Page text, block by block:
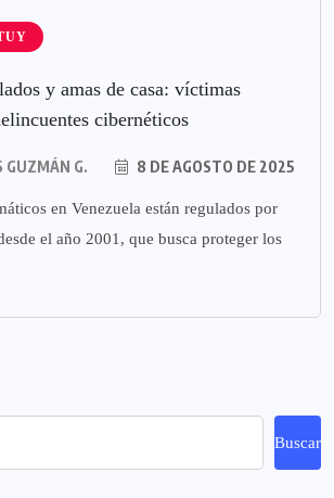
y amas de casa: víctimas
cibernéticos
GUZMÁN G. 8 DE AGOSTO DE 2025
en Venezuela están regulados por
el año 2001, que busca proteger los
Buscar